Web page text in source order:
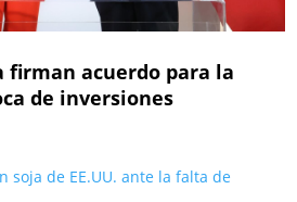
firman acuerdo para la
de inversiones